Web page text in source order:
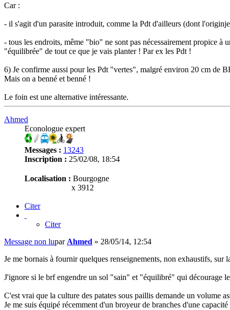
Car :
- il s'agit d'un parasite introduit, comme la Pdt d'ailleurs (dont
- tous les endroits, même "bio" ne sont pas nécessairement propice
"équilibrée" de tout ce que je vais planter ! Par ex les Pdt !
6) Je confirme aussi pour les Pdt "vertes", malgré environ 20 cm de
Mais on a benné et benné !
Le foin est une alternative intéressante.
Ahmed
Econologue expert
Messages : 13243
Inscription : 25/02/08, 18:54
Localisation : Bourgogne
x 3912
Citer
Citer
Message non lupar Ahmed » 28/05/14, 12:54
Je me bornais à fournir quelques renseignements, non exhaustifs,
J'ignore si le brf engendre un sol "sain" et "équilibré" qui décourage
C'est vrai que la culture des patates sous paillis demande un volume
Je me suis équipé récemment d'un broyeur de branches d'une